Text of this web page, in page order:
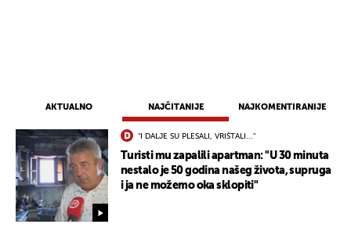
AKTUALNO NAJČITANIJE NAJKOMENTIRANIJE
"I DALJE SU PLESALI, VRIŠTALI..."
Turisti mu zapalili apartman: "U 30 minuta
nestalo je 50 godina našeg života, supruga
i ja ne možemo oka sklopiti"